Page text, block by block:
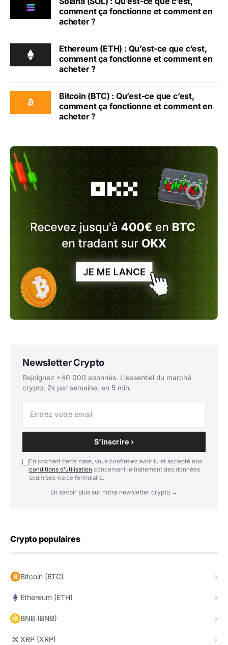
comment ça fonctionne et comment en
acheter ?
Ethereum (ETH) : Qu’est-ce que c’est,
comment ça fonctionne et comment en
acheter ?
Bitcoin (BTC) : Qu’est-ce que c’est,
comment ça fonctionne et comment en
acheter ?
Newsletter Crypto
Rejoignez +40 000 abonnés. L'essentiel du marché
crypto, 2x par semaine, en 5 min.
S'inscrire ›
En cochant cette case, vous confirmez avoir lu et accepté nos
conditions d'utilisation concernant le traitement des données
soumises via ce formulaire.
En savoir plus sur notre newsletter crypto →
Crypto populaires
Bitcoin (BTC)
Ethereum (ETH)
BNB (BNB)
XRP (XRP)